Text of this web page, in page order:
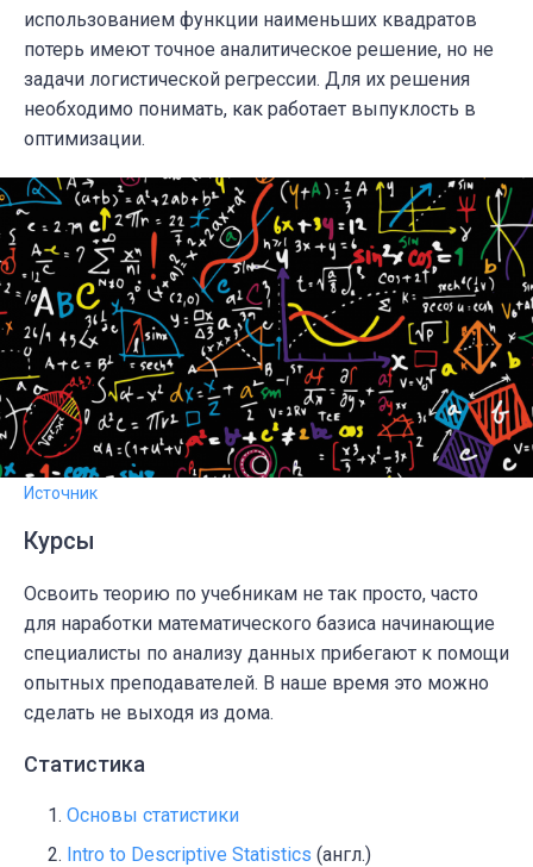
использованием функции наименьших квадратов
потерь имеют точное аналитическое решение, но не
задачи логистической регрессии. Для их решения
необходимо понимать, как работает выпуклость в
оптимизации.
Источник
Курсы
Освоить теорию по учебникам не так просто, часто
для наработки математического базиса начинающие
специалисты по анализу данных прибегают к помощи
опытных преподавателей. В наше время это можно
сделать не выходя из дома.
Статистика
Основы статистики
Intro to Descriptive Statistics (англ.)